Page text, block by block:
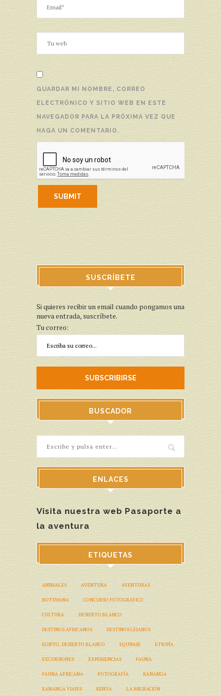
GUARDAR MI NOMBRE, CORREO
ELECTRÓNICO Y SITIO WEB EN ESTE
NAVEGADOR PARA LA PRÓXIMA VEZ QUE
HAGA UN COMENTARIO.
SUSCRÍBETE
Si quieres recibir un email cuando pongamos una
nueva entrada, suscríbete.
Tu correo:
BUSCADOR
ENLACES
Visita nuestra web Pasaporte a
la aventura
ETIQUETAS
ANIMALES AVENTURA AVENTURAS
BOTSWANA CONCURSO FOTOGRÁFICO
CULTURA DESIERTO BLANCO
DESTINOS AFRICANOS DESTINOS LEJANOS
EGIPTO, DESIERTO BLANCO EQUIPAJE ETIOPÍA
EXCURSIONES EXPERIENCIAS FAUNA
FAUNA AFRICANA FOTOGRAFÍA KANANGA
KANANGA VIAJES KENYA LA MIGRACIÓN